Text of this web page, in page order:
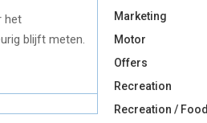
het
blijft meten.
Marketing
Motor
Offers
Recreation
Recreation / Food